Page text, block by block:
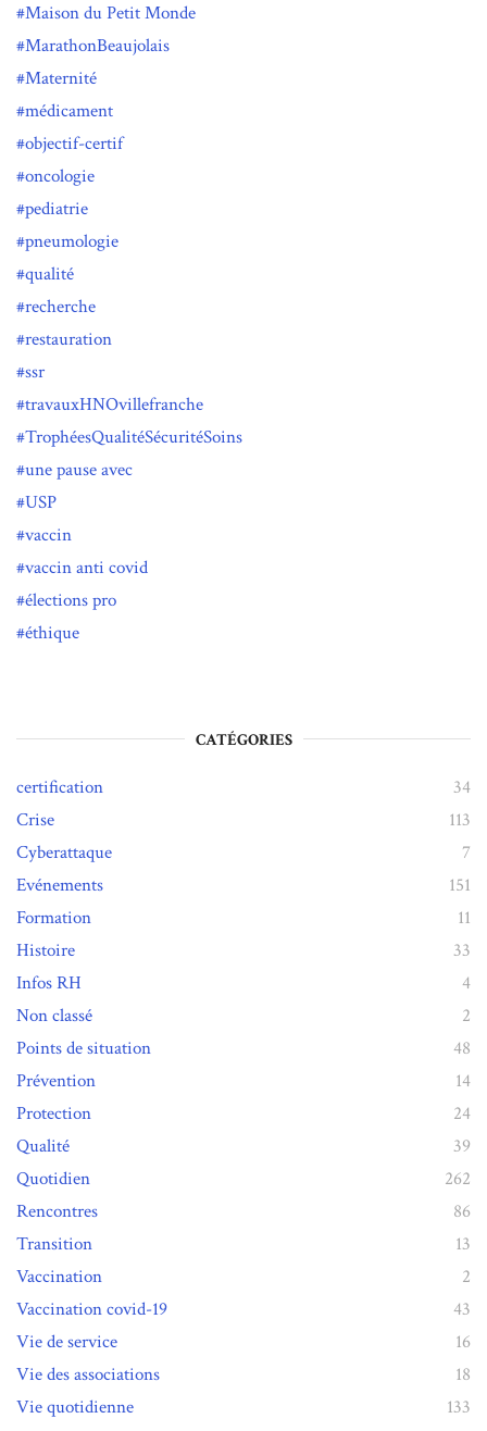
Maison du Petit Monde
MarathonBeaujolais
Maternité
médicament
objectif-certif
oncologie
pediatrie
pneumologie
qualité
recherche
restauration
ssr
travauxHNOvillefranche
TrophéesQualitéSécuritéSoins
une pause avec
USP
vaccin
vaccin anti covid
élections pro
éthique
CATÉGORIES
certification
34
Crise
113
Cyberattaque
7
Evénements
151
Formation
11
Histoire
33
Infos RH
4
Non classé
2
Points de situation
48
Prévention
14
Protection
24
Qualité
39
Quotidien
262
Rencontres
86
Transition
13
Vaccination
2
Vaccination covid-19
43
Vie de service
16
Vie des associations
18
Vie quotidienne
133